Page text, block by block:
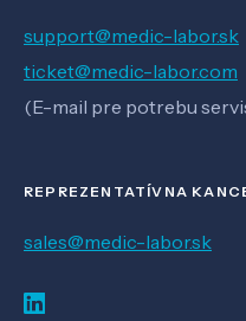
support@medic-labor.sk
ticket@medic-labor.com
(E-mail pre potrebu
REPREZENTATÍVNA
sales@medic-labor.sk